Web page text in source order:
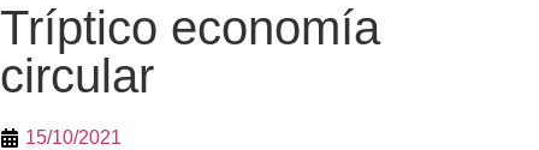
Tríptico economía
circular
15/10/2021